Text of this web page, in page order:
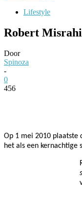
Lifestyle
Robert
Door
Spinoza
-
0
456
Op 1 mei 2010 plaatste
het als een kernachtige